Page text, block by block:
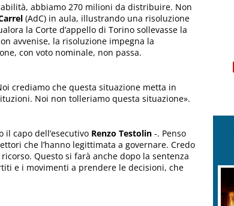
abbiamo 270 milioni da distribuire. Non
(AdC) in aula, illustrando una risoluzione
la Corte d’appello di Torino sollevasse la
avvenise, la risoluzione impegna la
con voto nominale, non passa.
crediamo che questa situazione metta in
Noi non tolleriamo questa situazione».
capo dell’esecutivo Renzo Testolin -. Penso
che l’hanno legittimata a governare. Credo
Questo si farà anche dopo la sentenza
e i movimenti a prendere le decisioni, che